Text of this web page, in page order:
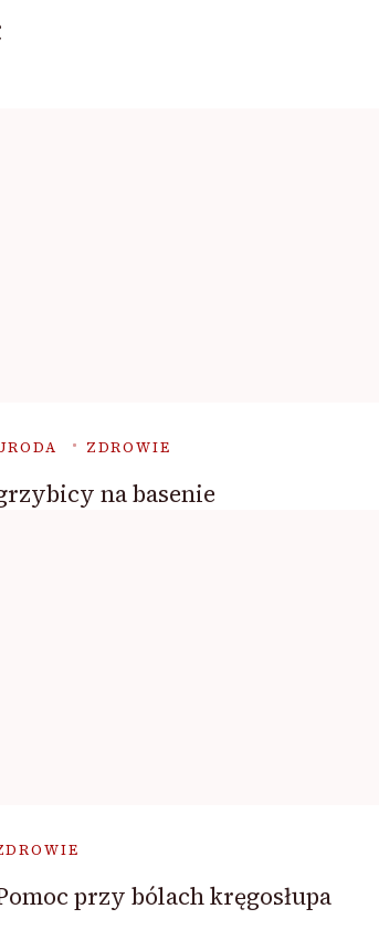
ZDROWIE
na basenie
przy bólach kręgosłupa